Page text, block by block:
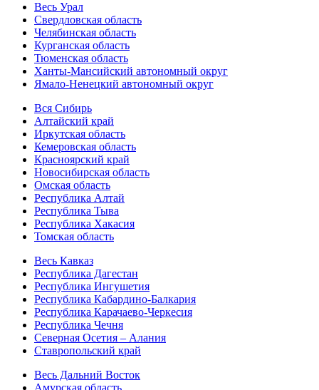
Весь Урал
Свердловская область
Челябинская область
Курганская область
Тюменская область
Ханты-Мансийский автономный округ
Ямало-Ненецкий автономный округ
Вся Сибирь
Алтайский край
Иркутская область
Кемеровская область
Красноярский край
Новосибирская область
Омская область
Республика Алтай
Республика Тыва
Республика Хакасия
Томская область
Весь Кавказ
Республика Дагестан
Республика Ингушетия
Республика Кабардино-Балкария
Республика Карачаево-Черкесия
Республика Чечня
Северная Осетия – Алания
Ставропольский край
Весь Дальний Восток
Амурская область